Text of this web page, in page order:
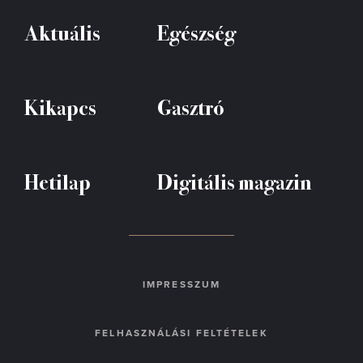
Aktuális Egészség
Kikapcs Gasztró
Hetilap Digitális magazin
IMPRESSZUM
FELHASZNÁLÁSI FELTÉTELEK